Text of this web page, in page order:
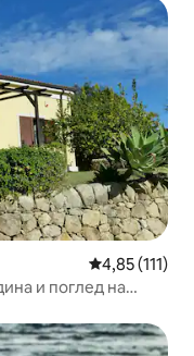
Просечна
4,85 (111)
и поглед на